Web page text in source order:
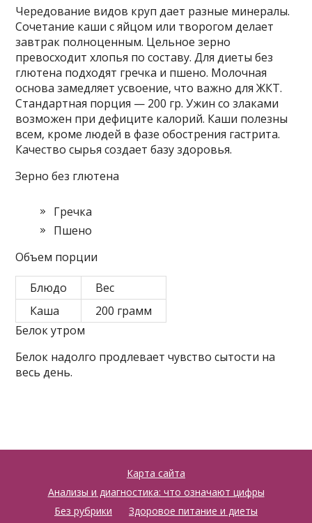
Чередование видов круп дает разные минералы.
Сочетание каши с яйцом или творогом делает
завтрак полноценным. Цельное зерно
превосходит хлопья по составу. Для диеты без
глютена подходят гречка и пшено. Молочная
основа замедляет усвоение‚ что важно для ЖКТ.
Стандартная порция — 200 гр. Ужин со злаками
возможен при дефиците калорий. Каши полезны
всем‚ кроме людей в фазе обострения гастрита.
Качество сырья создает базу здоровья.
Зерно без глютена
Гречка
Пшено
Объем порции
Блюдо
Вес
Каша
200 грамм
Белок утром
Белок надолго продлевает чувство сытости на
весь день.
Карта сайта
Анализы и диагностика: что означают цифры
Без рубрики
Здоровое питание и диеты